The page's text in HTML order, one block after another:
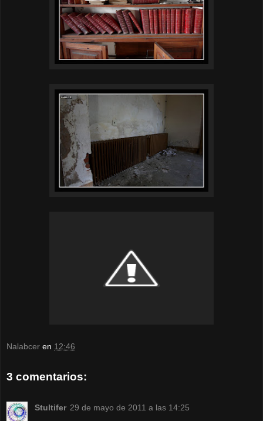
Nalabcer en 12:46
3 comentarios:
Stultifer 29 de mayo de 2011 a las 14:25